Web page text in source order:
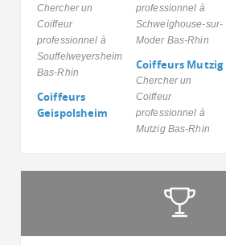
Chercher un
Coiffeur
professionnel à
Souffelweyersheim
Bas-Rhin
Coiffeurs
Geispolsheim
professionnel à
Schweighouse-sur-
Moder Bas-Rhin
Coiffeurs Mutzig
Chercher un
Coiffeur
professionnel à
Mutzig Bas-Rhin